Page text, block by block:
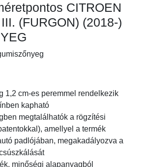
CITROEN
(FURGON) (2018-)
1,2 cm-es peremmel rendelkezik
kapható
megtalálhatók a rögzítési
amellyel a termék
padlójában, megakadályozva a
minőségi alapanyagból